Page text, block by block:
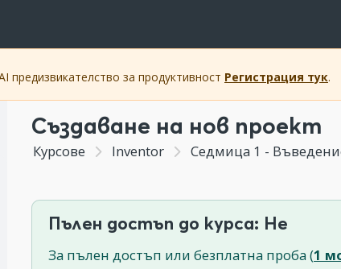
предизвикателство за продуктивност Регистрация тук.
Създаване на нов проект
Курсове Inventor Седмица 1 -
Пълен достъп до курса: Не
За пълен достъп или безплатна проба (1